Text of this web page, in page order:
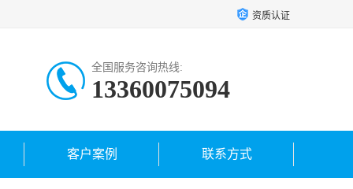
资质认证
全国服务咨询热线:
13360075094
客户案例 联系方式